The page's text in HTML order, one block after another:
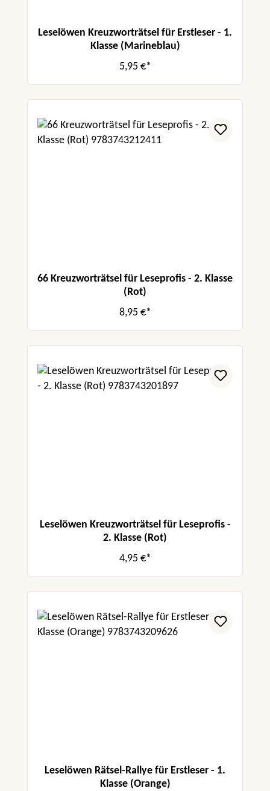
Leselöwen Kreuzworträtsel für Erstleser - 1.
Klasse (Marineblau)
5,95 €*
66 Kreuzworträtsel für Leseprofis - 2. Klasse
(Rot)
8,95 €*
Leselöwen Kreuzworträtsel für Leseprofis -
2. Klasse (Rot)
4,95 €*
Leselöwen Rätsel-Rallye für Erstleser - 1.
Klasse (Orange)